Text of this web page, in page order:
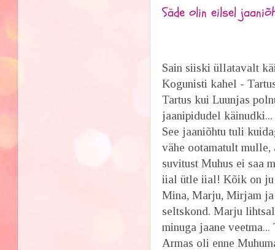
Säde olin eilsel
Sain siiski üllatavalt
Kogunisti kahel -
Tartus kui Luunjas
jaanipidudel
See jaaniõhtu tuli
vähe ootamatult mulle,
suvitust Muhus ei saa
iial ütle iial! Kõik on
Mina, Marju, Mirjam
seltskond. Marju
minuga jaane
Armas oli enne